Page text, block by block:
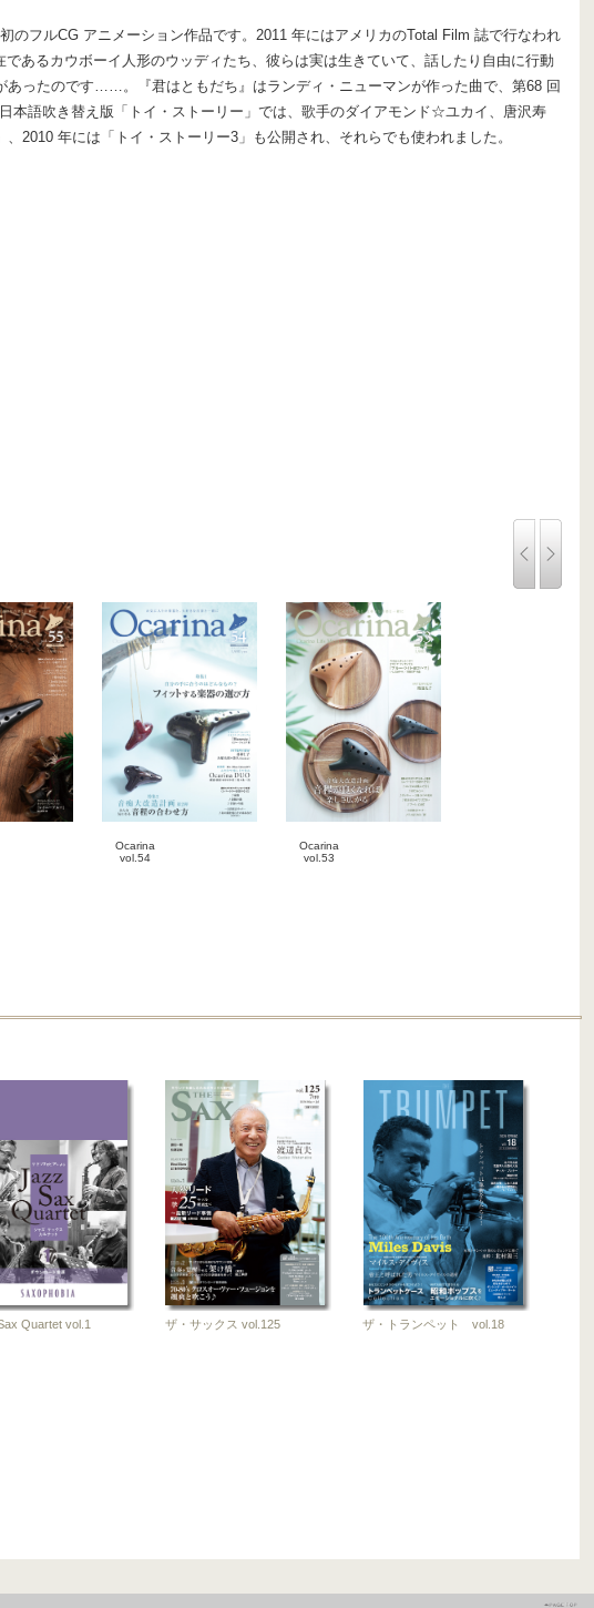
フルCG アニメーション作品です。2011 年にはアメリカのTotal Film 誌で行なわれ
あるカウボーイ人形のウッディたち、彼らは実は生きていて、話したり自由に行動
ったのです……。『君はともだち』はランディ・ニューマンが作った曲で、第68 回
本語吹き替え版「トイ・ストーリー」では、歌手のダイアモンド☆ユカイ、唐沢寿
2010 年には「トイ・ストーリー3」も公開され、それらでも使われました。
Ocarina
vol.54
Ocarina
vol.53
Quartet vol.1 ザ・サックス vol.125 ザ・トランペット vol.18